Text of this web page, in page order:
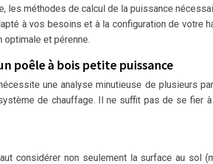
les méthodes de calcul de la puissance
à vos besoins et à la configuration de votre
optimale et pérenne.
poêle à bois petite puissance
une analyse minutieuse de plusieurs
de chauffage. Il ne suffit pas de se fier
considérer non seulement la surface au sol